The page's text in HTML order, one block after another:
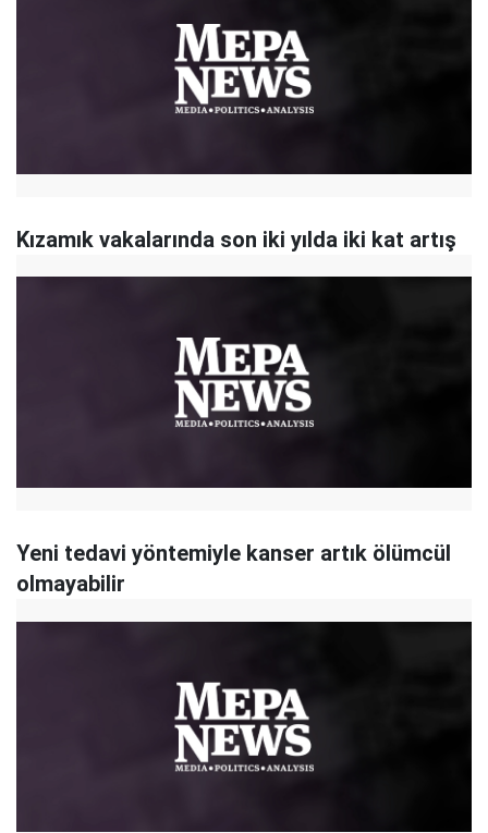
Kızamık vakalarında son iki yılda iki kat artış
Yeni tedavi yöntemiyle kanser artık ölümcül
olmayabilir